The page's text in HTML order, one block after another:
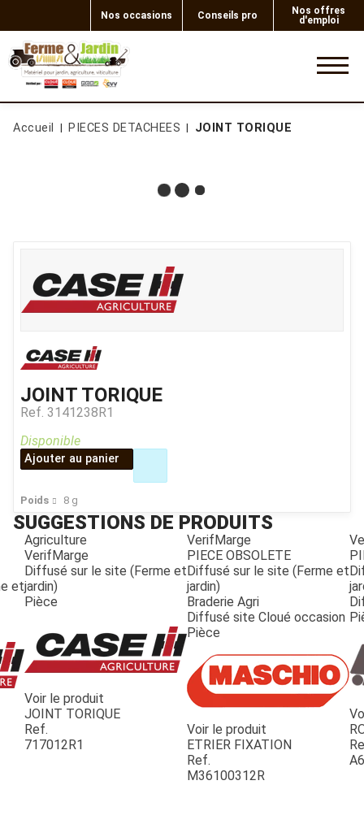
Nos occasions Conseils pro
Nos offres
d'emploi
JOUET
ESPACES VERTS
Accueil PIECES DETACHEES JOINT TORIQUE
JOINT TORIQUE
Ref. 3141238R1
Poids 8 g
Disponible
Ajouter au panier
SUGGESTIONS DE PRODUITS
et
Agriculture
VerifMarge
Diffusé sur le site (Ferme et
jardin)
Pièce
Voir le produit
JOINT TORIQUE
Ref.
717012R1
VerifMarge
PIECE OBSOLETE
Diffusé sur le site (Ferme et
jardin)
Braderie Agri
Diffusé site Cloué occasion
Pièce
Voir le produit
ETRIER FIXATION
Ref.
M36100312R